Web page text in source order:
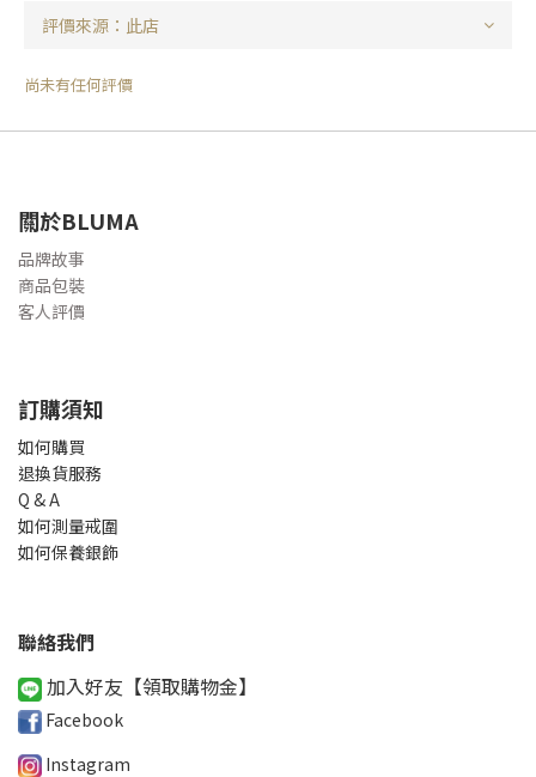
尚未有任何評價
關於BLUMA
品牌故事
商品包裝
客人評價
訂購須知
如何購買
退換貨服務
Q & A
如何測量戒圍
如何保養銀飾
聯絡我們
加入好友【領取購物金】
Facebook
Instagram